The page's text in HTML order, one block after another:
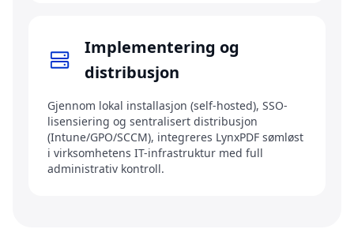
Implementering og
distribusjon
Gjennom lokal installasjon (self-hosted), SSO-
lisensiering og sentralisert distribusjon
(Intune/GPO/SCCM), integreres LynxPDF sømløst
i virksomhetens IT-infrastruktur med full
administrativ kontroll.